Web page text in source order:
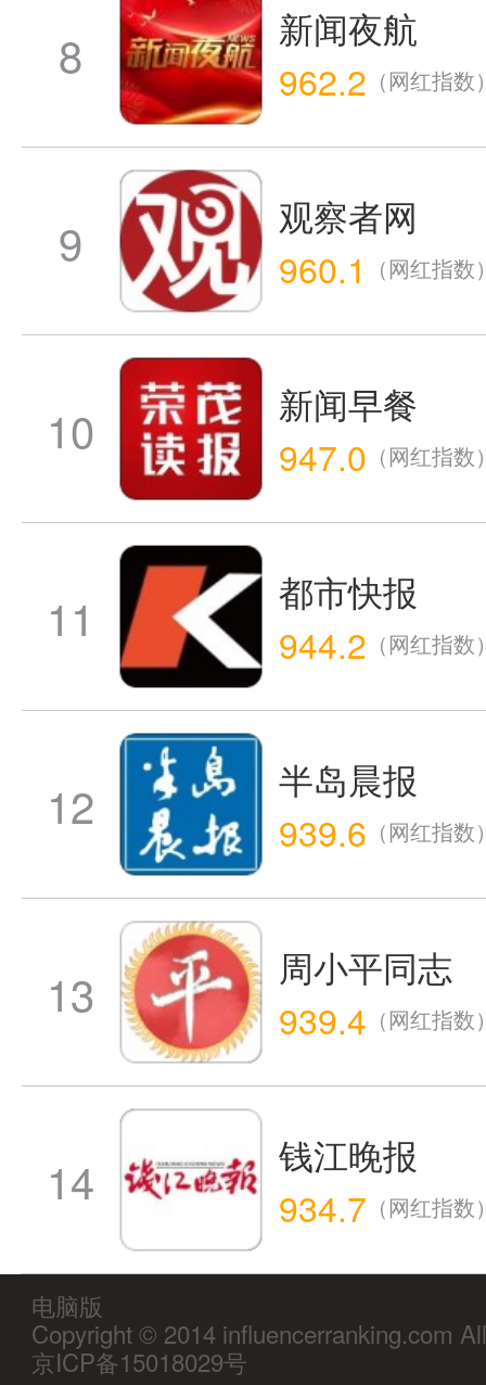
8
新闻夜航
962.2 （网红指数
9
观察者网
960.1
（网红指数
10
新闻早餐
947.0 （网红指数
11
都市快报
944.2 （网红指数
12
半岛晨报
939.6 （网红指数
13
周小平同志
939.4 （网红指数
14
钱江晚报
934.7 （网红指数
电脑版
Copyright © 2014 influencerranking.com
京ICP备15018029号